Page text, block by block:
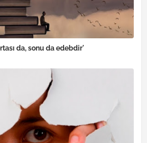
da, sonu da edebdir'